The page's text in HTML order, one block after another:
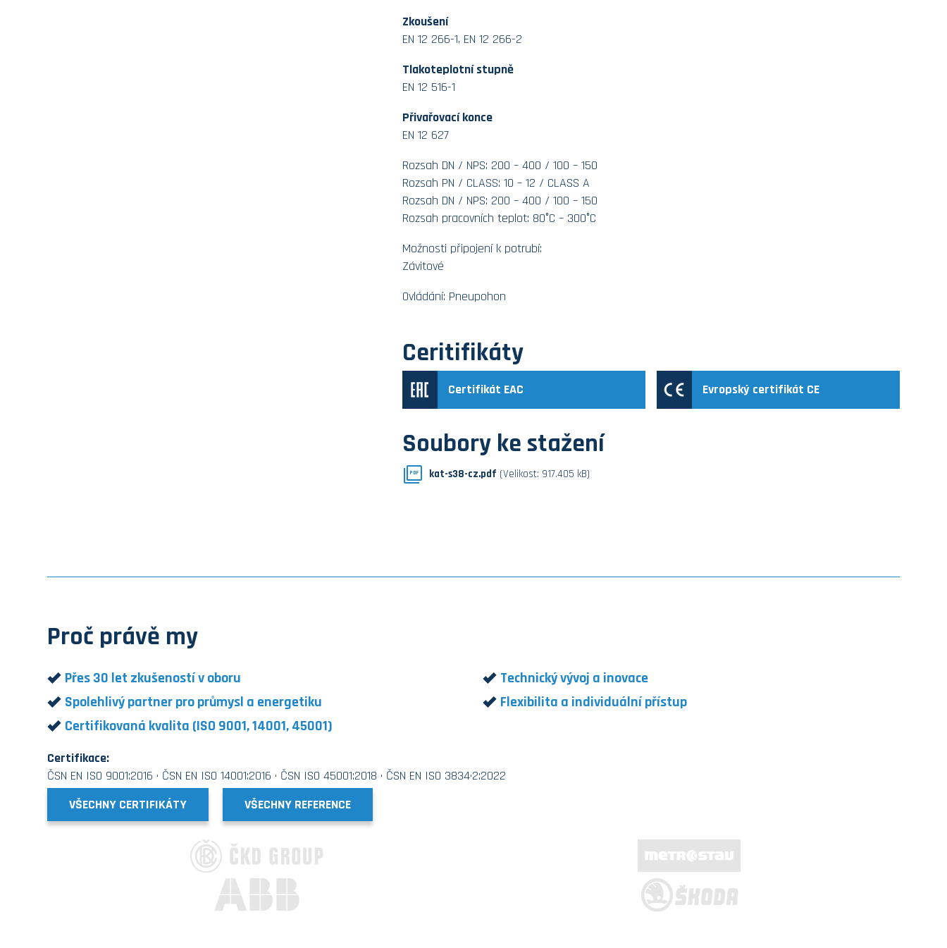
Zkoušení
EN 12 266-1, EN 12 266-2
Tlakoteplotní stupně
EN 12 516-1
Přivařovací konce
EN 12 627
Rozsah DN / NPS: 200 – 400 / 100 – 150
Rozsah PN / CLASS: 10 – 12 / CLASS A
Rozsah DN / NPS: 200 – 400 / 100 – 150
Rozsah pracovních teplot: 80°C – 300°C
Možnosti připojení k potrubí:
Závitové
Ovládání: Pneupohon
Ceritifikáty
Certifikát EAC Evropský certifikát CE
Soubory ke stažení
PDF kat-s38-cz.pdf (Velikost: 917.405 kB)
Proč právě my
Přes 30 let zkušeností v oboru
Technický vývoj a inovace
Spolehlivý partner pro průmysl a energetiku
Flexibilita a individuální přístup
Certifikovaná kvalita (ISO 9001, 14001, 45001)
Certifikace:
ČSN EN ISO 9001:2016 · ČSN EN ISO 14001:2016 · ČSN ISO 45001:2018 · ČSN EN ISO 3834·2:2022
VŠECHNY CERTIFIKÁTY
VŠECHNY REFERENCE